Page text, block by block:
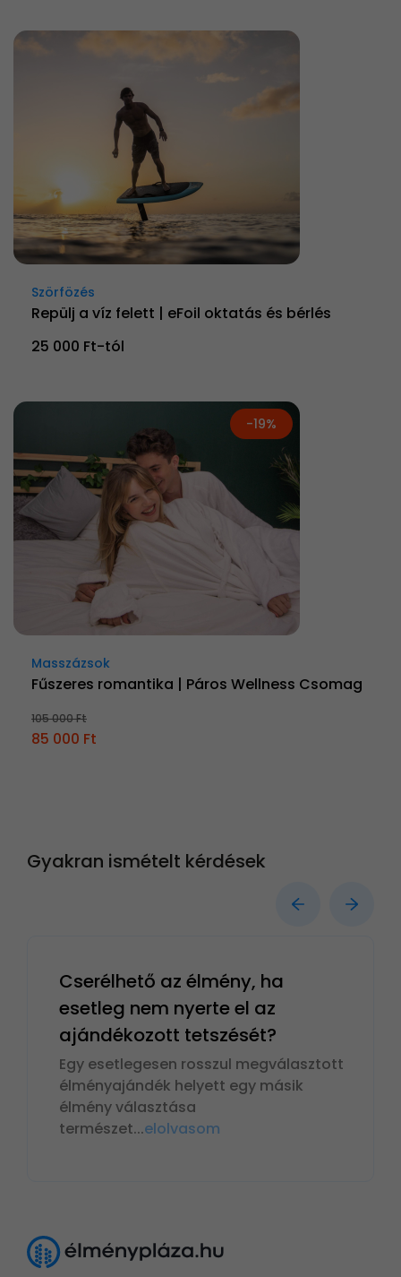
Szörfözés
Repülj a víz felett | eFoil oktatás és bérlés
25 000 Ft-tól
-19%
Masszázsok
Fűszeres romantika | Páros Wellness Csomag
105 000 Ft
85 000 Ft
Gyakran ismételt kérdések
Cserélhető az élmény, ha
esetleg nem nyerte el az
ajándékozott tetszését?
Egy esetlegesen rosszul megválasztott
élményajándék helyett egy másik
élmény választása
természet...elolvasom